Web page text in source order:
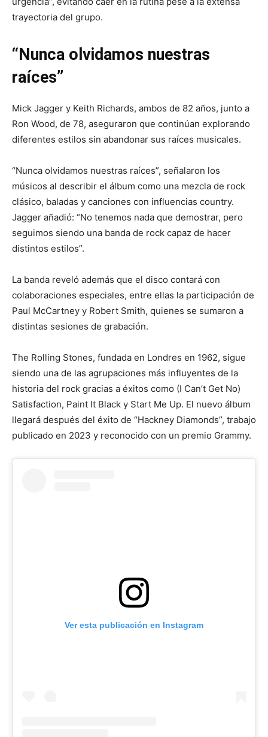
trayectoria del grupo.
“Nunca olvidamos nuestras
raíces”
Mick Jagger y Keith Richards, ambos de 82 años, junto a
Ron Wood, de 78, aseguraron que continúan explorando
diferentes estilos sin abandonar sus raíces musicales.
“Nunca olvidamos nuestras raíces”, señalaron los
músicos al describir el álbum como una mezcla de rock
clásico, baladas y canciones con influencias country.
Jagger añadió: “No tenemos nada que demostrar, pero
seguimos siendo una banda de rock capaz de hacer
distintos estilos”.
La banda reveló además que el disco contará con
colaboraciones especiales, entre ellas la participación de
Paul McCartney y Robert Smith, quienes se sumaron a
distintas sesiones de grabación.
The Rolling Stones, fundada en Londres en 1962, sigue
siendo una de las agrupaciones más influyentes de la
historia del rock gracias a éxitos como (I Can’t Get No)
Satisfaction, Paint It Black y Start Me Up. El nuevo álbum
llegará después del éxito de “Hackney Diamonds”, trabajo
publicado en 2023 y reconocido con un premio Grammy.
Ver esta publicación en Instagram